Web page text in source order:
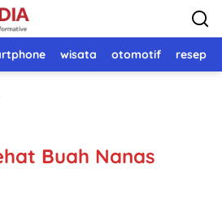
wisata otomotif resep
Buah Nanas